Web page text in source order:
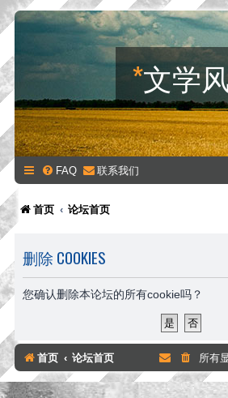
*文学
FAQ 联系我们
首页 论坛首页
删除 COOKIES
您确认删除本论坛的所有cookie吗？
首页 论坛首页 所有